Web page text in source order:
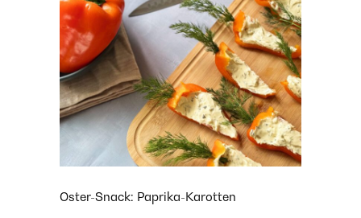
Oster-Snack: Paprika-Karotten